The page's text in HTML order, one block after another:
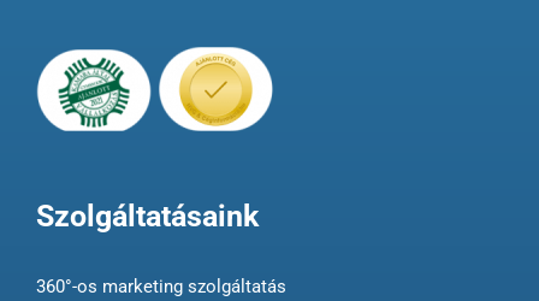
Szolgáltatásaink
360°-os marketing szolgáltatás